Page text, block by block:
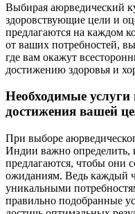
Выбирая аюрведический
здоровствующие цели и
предлагаются на каждом
от ваших потребностей,
где вам окажут
достижению здоровья и
Необходимые
достижения вашей
При выборе
Индии важно определить,
предлагаются, чтобы они
ожиданиям. Ведь каждый
уникальными
правильно подобранные